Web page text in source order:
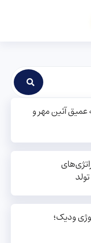
عمیق آئین مهر و
ودیک؛